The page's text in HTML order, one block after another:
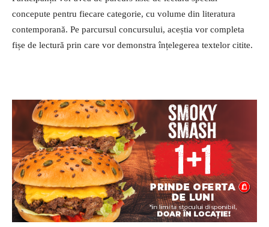
concepute pentru fiecare categorie, cu volume din literatura
contemporană. Pe parcursul concursului, aceștia vor completa
fișe de lectură prin care vor demonstra înțelegerea textelor citite.